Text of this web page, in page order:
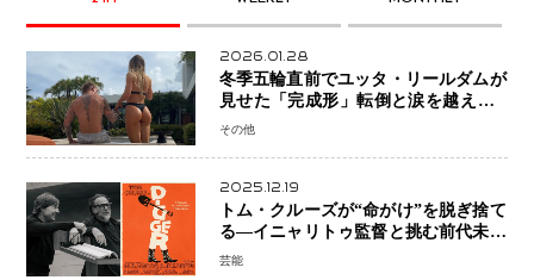
2026.01.28
冬季五輪直前でユッタ・リールダムが
見せた「完成形」転倒と涙を越えて─
ミラノで金を狙うオランダ女王の現在
その他
2025.12.19
トム・クルーズが“命がけ”を脱ぎ捨て
る―イニャリトゥ監督と挑む前代未聞
の大惨事コメディ「DIGGER ディガ
芸能